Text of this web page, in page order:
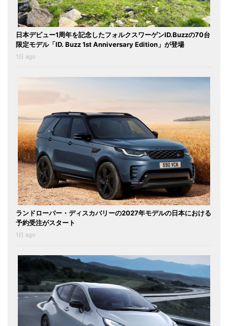
日本デビュー1周年を記念したフォルクスワーゲンID.Buzzの70台
限定モデル「ID. Buzz 1st Anniversary Edition」が登場
1日 ago
ランドローバー・ディスカバリーの2027年モデルの日本における
予約受注がスタート
1日 ago